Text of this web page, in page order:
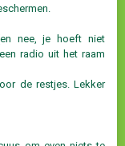
nee, je hoeft niet
radio uit het raam
de restjes. Lekker